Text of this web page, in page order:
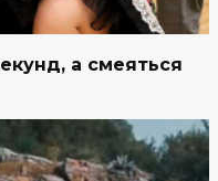
а смеяться